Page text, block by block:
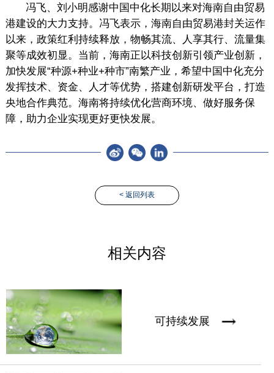
冯飞、刘小明感谢中国中化长期以来对海南自由贸易
港建设的大力支持。冯飞表示，海南自由贸易港封关运作
以来，政策红利持续释放，物畅其流、人享其行、流量集
聚等成效初显。当前，海南正以科技创新引领产业创新，
加快发展“种源+种业+种市”南繁产业，希望中国中化充分
发挥技术、资金、人才等优势，搭建创新研发平台，打造
央地合作典范。海南将持续优化营商环境、做好服务保
障，助力企业实现更好更快发展。
< 返回列表
相关内容
可持续发展